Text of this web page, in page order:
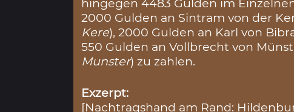
2000 Gulden an Sintram von der
Kere), 2000 Gulden an Karl von
550 Gulden an Vollbrecht von
Munster) zu zahlen.
Exzerpt:
[Nachtragshand am Rand: